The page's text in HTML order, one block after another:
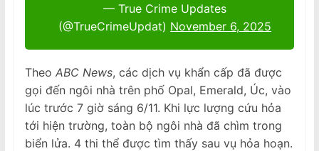
— True Crime Updates
(@TrueCrimeUpdat) November 6, 2025
Theo ABC News, các dịch vụ khẩn cấp đã được
gọi đến ngôi nhà trên phố Opal, Emerald, Úc, vào
lúc trước 7 giờ sáng 6/11. Khi lực lượng cứu hỏa
tới hiện trường, toàn bộ ngôi nhà đã chìm trong
biển lửa. 4 thi thể được tìm thấy sau vụ hỏa hoạn.